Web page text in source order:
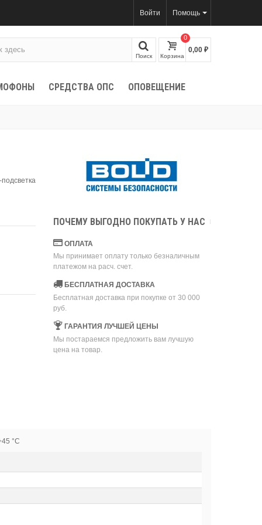
Помощь
Войти
Поиск Корзина
0
0,00 ₽
СРЕДСТВА ОПС ОПОВЕЩЕНИЕ
ПОЧЕМУ ВЫГОДНО ПОКУПАТЬ У НАС
ОПЛАТА
Мы принимает оплату только безналичным
платежом на расч. счет.
БЕСПЛАТНАЯ ДОСТАВКА
Бесплатная доставка при покупке от 30 000
руб.
ГАРАНТИЯ ЛУЧШЕЙ ЦЕНЫ
Мы постараемся предложить вам лучшую
цена на товар.
°C